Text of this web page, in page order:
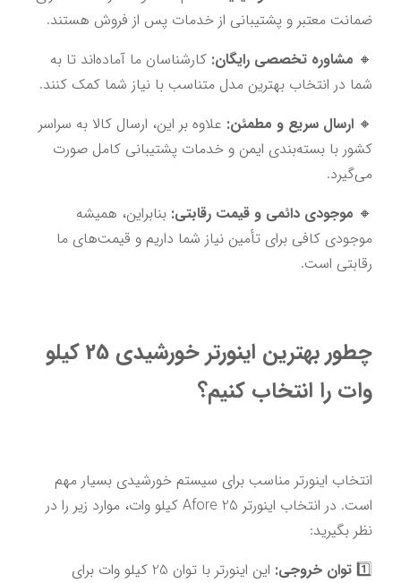
ضمانت معتبر و پشتیبانی از خدمات پس از فروش هستند.
🔸 مشاوره تخصصی رایگان:
شما در انتخاب بهترین مدل متناسب با نیاز شما کمک کنند.
🔸 ارسال سریع و مطمئن:
می‌گیرد.
🔸 موجودی دائمی و قیمت رقابتی:
رقابتی است.
وات را انتخاب کنیم؟
نظر بگیرید:
1️⃣ توان خروجی: